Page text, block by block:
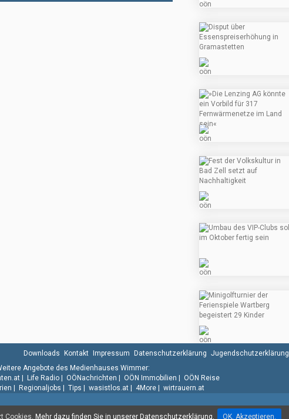
Cookies. Mehr dazu finden Sie in unserer Datenschutzerklärung. OK. Akzeptieren.
Downloads Kontakt Impressum Datenschutzerklärung Jugendschutzerklärung
Angebote des Medienhauses Wimmer:
| Life Radio | OÖNachrichten | OÖN Immobilien | OÖN Reise
| Regionaljobs | Tips | wasistlos.at | 4More | wirtrauern.at